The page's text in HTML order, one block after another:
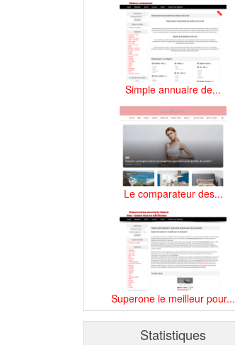
Simple annuaire de...
Le comparateur des...
Superone le meilleur pour...
Statistiques